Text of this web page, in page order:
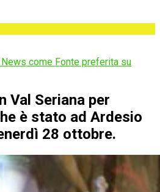
come Fonte preferita su
Val Seriana per
è stato ad Ardesio
28 ottobre.